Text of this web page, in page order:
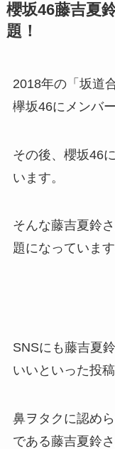
櫻坂46藤吉夏
題！
2018年の「坂道
欅坂46にメンバ
その後、櫻坂46
います。
そんな藤吉夏鈴
題になっています
SNSにも藤吉夏
いいといった投
鼻ヲタクに認め
である藤吉夏鈴さ